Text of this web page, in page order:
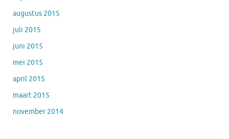
augustus 2015
juli 2015
juni 2015
mei 2015
april 2015
maart 2015
november 2014